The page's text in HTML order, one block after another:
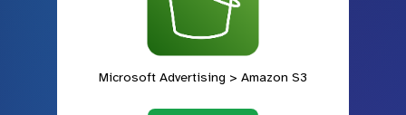
Microsoft Advertising > Amazon S3